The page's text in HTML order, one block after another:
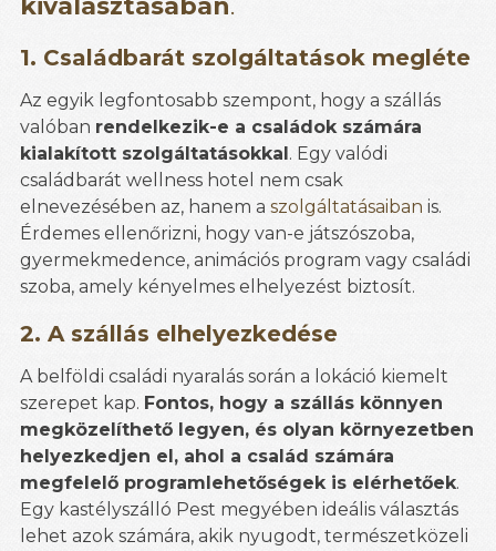
kiválasztásában.
1. Családbarát szolgáltatások megléte
Az egyik legfontosabb szempont, hogy a szállás
valóban rendelkezik-e a családok számára
kialakított szolgáltatásokkal . Egy valódi
családbarát wellness hotel nem csak
elnevezésében az, hanem a szolgáltatásaiban is.
Érdemes ellenőrizni, hogy van-e játszószoba,
gyermekmedence, animációs program vagy családi
szoba, amely kényelmes elhelyezést biztosít.
2. A szállás elhelyezkedése
A belföldi családi nyaralás során a lokáció kiemelt
szerepet kap. Fontos, hogy a szállás könnyen
megközelíthető legyen, és olyan környezetben
helyezkedjen el, ahol a család számára
megfelelő programlehetőségek is elérhetőek.
Egy kastélyszálló Pest megyében ideális választás
lehet azok számára, akik nyugodt, természetközeli